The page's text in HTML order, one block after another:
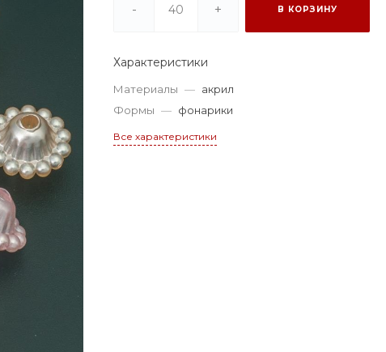
- + В КОРЗИНУ
Характеристики
Материалы — акрил
Формы — фонарики
Все характеристики